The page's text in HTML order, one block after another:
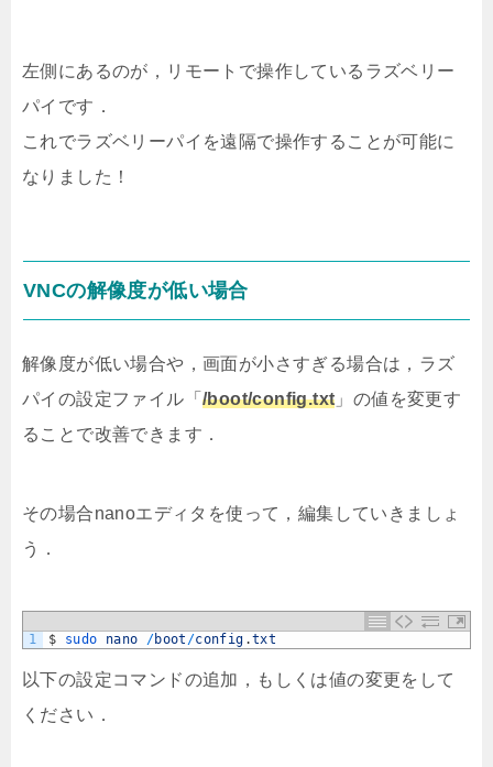
左側にあるのが，リモートで操作しているラズベリー
パイです．
これでラズベリーパイを遠隔で操作することが可能に
なりました！
VNCの解像度が低い場合
解像度が低い場合や，画面が小さすぎる場合は，ラズ
パイの設定ファイル「 /boot/config.txt 」の値を変更す
ることで改善できます．
その場合nanoエディタを使って，編集していきましょ
う．
1 $ sudo nano /boot /config .txt
以下の設定コマンドの追加，もしくは値の変更をして
ください．